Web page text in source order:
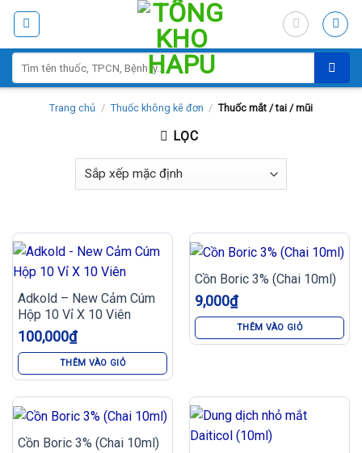
Skip
content
kiếm:
Trang chủ / Thuốc không kê đơn / Thuốc mắt / tai / mũi
LỌC
Adkold – New Cảm Cúm
Hộp 10 Vỉ X 10 Viên
100,000₫
THÊM VÀO GIỎ
Cồn Boric 3% (Chai 10ml)
9,000₫
THÊM VÀO GIỎ
Cồn Boric 3% (Chai 10ml)